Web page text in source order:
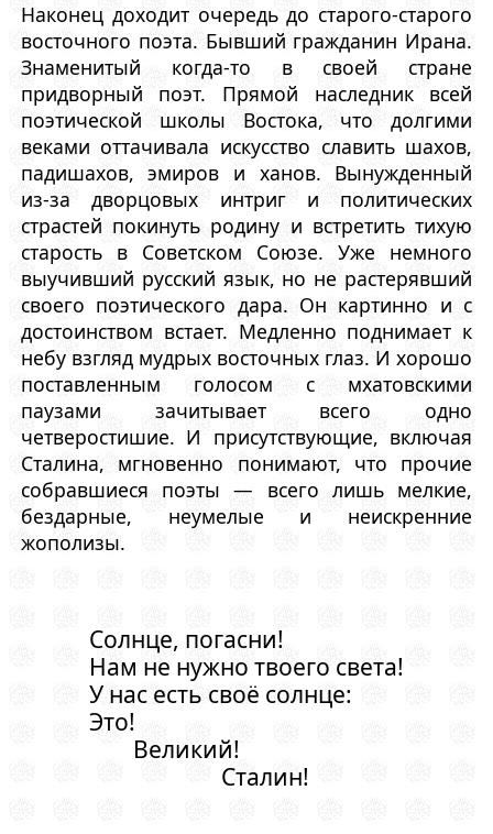
Наконец доходит очередь до старого-старого
восточного поэта. Бывший гражданин Ирана.
Знаменитый когда-то в своей стране
придворный поэт. Прямой наследник всей
поэтической школы Востока, что долгими
веками оттачивала искусство славить шахов,
падишахов, эмиров и ханов. Вынужденный
из-за дворцовых интриг и политических
страстей покинуть родину и встретить тихую
старость в Советском Союзе. Уже немного
выучивший русский язык, но не растерявший
своего поэтического дара. Он картинно и с
достоинством встает. Медленно поднимает к
небу взгляд мудрых восточных глаз. И хорошо
поставленным голосом с мхатовскими
паузами зачитывает всего одно
четверостишие. И присутствующие, включая
Сталина, мгновенно понимают, что прочие
собравшиеся поэты — всего лишь мелкие,
бездарные, неумелые и неискренние
жополизы.
Солнце, погасни!
Нам не нужно твоего света!
У нас есть своё солнце:
Это!
Великий!
Сталин!